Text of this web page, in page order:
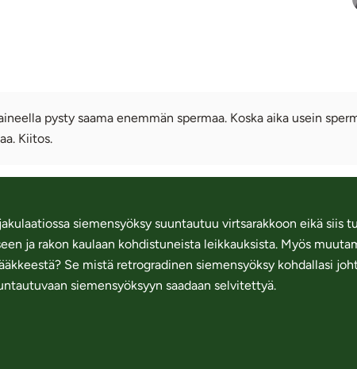
pysty saama enemmän spermaa. Koska aika usein
Kiitos.
siemensyöksy suuntautuu virtsarakkoon eikä
ja rakon kaulaan kohdistuneista leikkauksista. Myös
Se mistä retrogradinen siemensyöksy kohdallasi
siemensyöksyyn saadaan selvitettyä.